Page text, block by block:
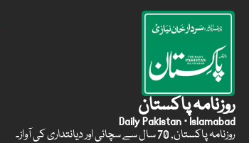
روزنامہ پاکستان
Daily Pakistan · Islamabad
روزنامہ پاکستان, 70 سال سے سچائی اور دیانتداری کی آواز۔